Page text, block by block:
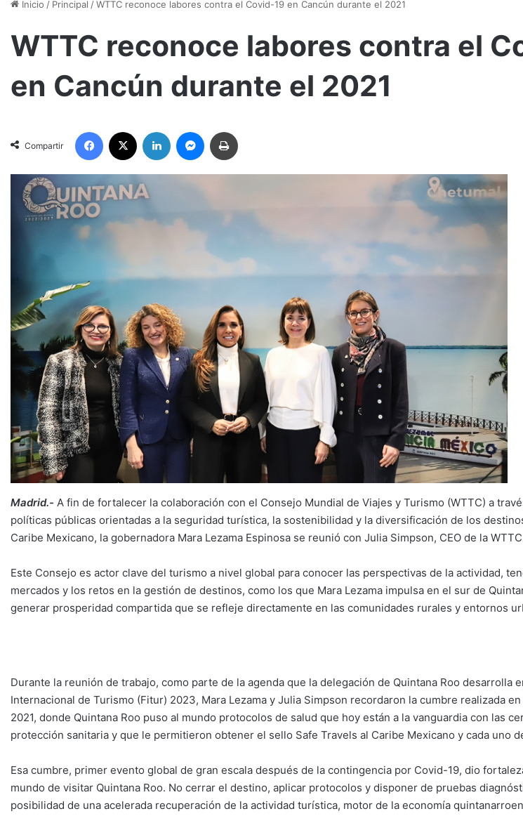
Inicio / Principal /WTTC reconoce labores contra el Covid-19 en Cancún durante el 2021
WTTC reconoce labores contra el
en Cancún durante el 2021
Compartir
Facebook LinkedIn Messenger
Madrid.- A fin de fortalecer la colaboración con el Consejo Mundial de Viajes y Turismo (WTTC) a
políticas públicas orientadas a la seguridad turística, la sostenibilidad y la diversificación de los
Caribe Mexicano, la gobernadora Mara Lezama Espinosa se reunió con Julia Simpson, CEO de la
Este Consejo es actor clave del turismo a nivel global para conocer las perspectivas de la actividad,
mercados y los retos en la gestión de destinos, como los que Mara Lezama impulsa en el sur de
generar prosperidad compartida que se refleje directamente en las comunidades rurales y entornos
Durante la reunión de trabajo, como parte de la agenda que la delegación de Quintana Roo desarrolla
Internacional de Turismo (Fitur) 2023, Mara Lezama y Julia Simpson recordaron la cumbre realizada
2021, donde Quintana Roo puso al mundo protocolos de salud que hoy están a la vanguardia con las
protección sanitaria y que le permitieron obtener el sello Safe Travels al Caribe Mexicano y cada uno
Esa cumbre, primer evento global de gran escala después de la contingencia por Covid-19, dio
mundo de visitar Quintana Roo. No cerrar el destino, aplicar protocolos y disponer de pruebas
posibilidad de una acelerada recuperación de la actividad turística, motor de la economía